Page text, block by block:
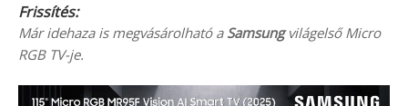
Frissítés:
Már idehaza is megvásárolható a Samsungvilágelső Micro
RGB TV-je.